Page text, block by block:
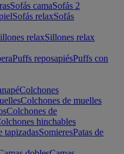
Sofás camaSofás 2
Sofás relaxSofás
relaxSillones relax
Puffs reposapiésPuffs con
Colchones
Colchones de muelles
Colchones de
hinchables
tapizadasSomieresPatas de